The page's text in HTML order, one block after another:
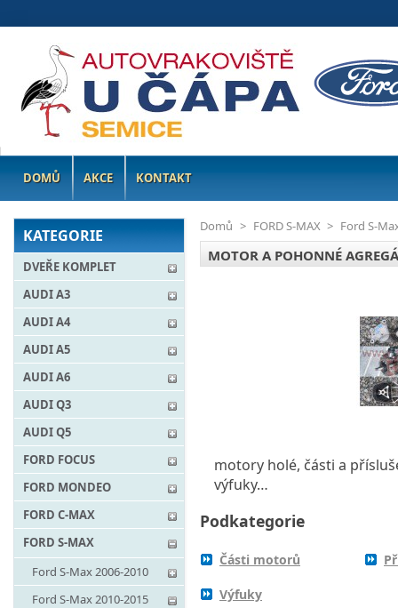
DOMŮ AKCE KONTAKT
KATEGORIE
DVEŘE KOMPLET
AUDI A3
AUDI A4
AUDI A5
AUDI A6
AUDI Q3
AUDI Q5
FORD FOCUS
FORD MONDEO
FORD C-MAX
FORD S-MAX
Ford S-Max 2006-2010
Ford S-Max 2010-2015
Domů > FORD S-MAX > Ford S-
MOTOR A POHONNÉ
motory holé, části a
výfuky…
Podkategorie
Části motorů
Výfuky